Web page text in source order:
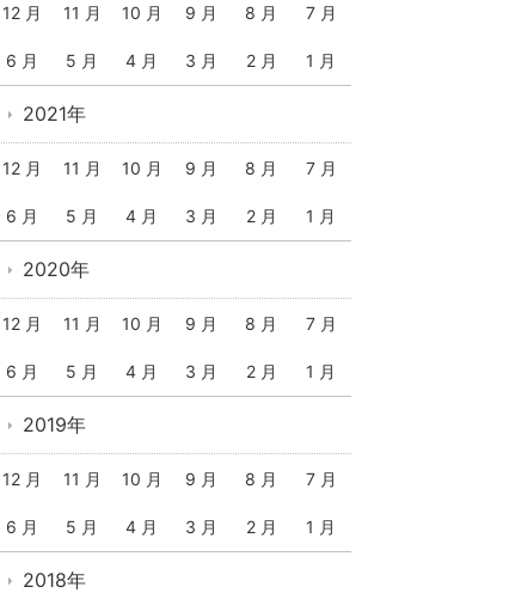
12 月 11 月 10 月 9 月 8 月 7 月
6 月 5 月 4 月 3 月 2 月 1 月
2021年
12 月 11 月 10 月 9 月 8 月 7 月
6 月 5 月 4 月 3 月 2 月 1 月
2020年
12 月 11 月 10 月 9 月 8 月 7 月
6 月 5 月 4 月 3 月 2 月 1 月
2019年
12 月 11 月 10 月 9 月 8 月 7 月
6 月 5 月 4 月 3 月 2 月 1 月
2018年